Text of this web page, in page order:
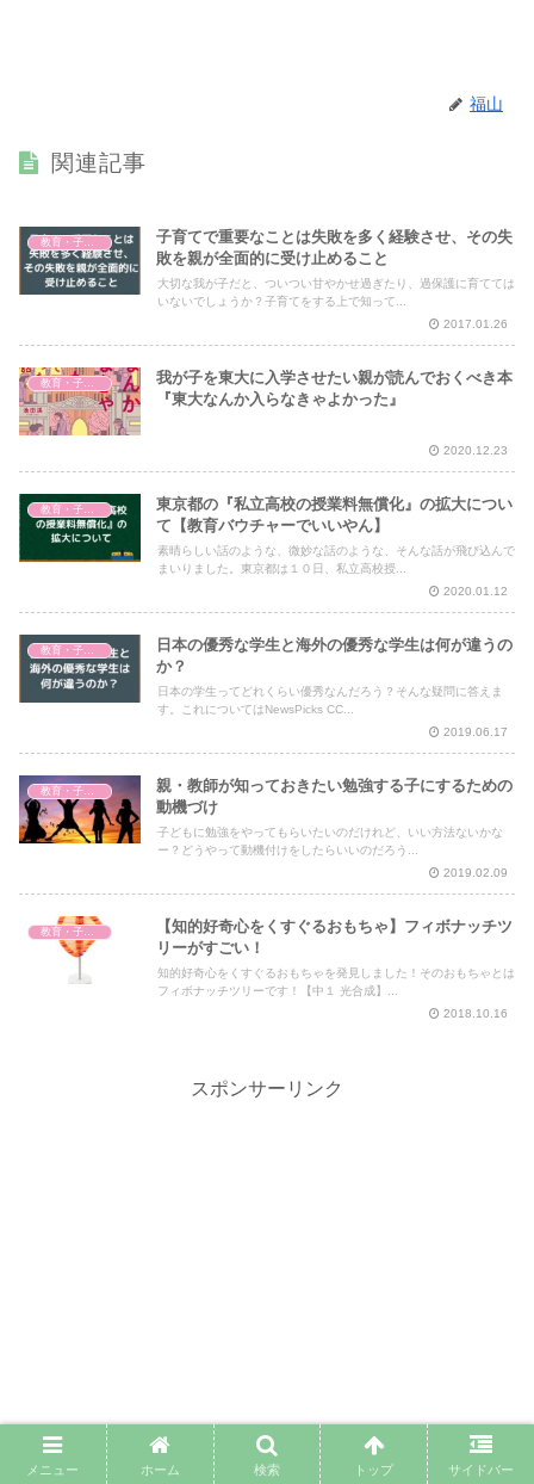
福山
関連記事
教育・子育て
子育てで重要なことは失敗を多く経験させ、その失
敗を親が全面的に受け止めること
大切な我が子だと、ついつい甘やかせ過ぎたり、過保護に育てては
いないでしょうか？子育てをする上で知って...
2017.01.26
教育・子育て
我が子を東大に入学させたい親が読んでおくべき本
『東大なんか入らなきゃよかった』
2020.12.23
東京都の『私立高校の授業料無償化』の拡大につい
て【教育バウチャーでいいやん】
素晴らしい話のような、微妙な話のような、そんな話が飛び込んで
まいりました。東京都は１０日、私立高校授...
2020.01.12
日本の優秀な学生と海外の優秀な学生は何が違うの
か？
日本の学生ってどれくらい優秀なんだろう？そんな疑問に答えま
す。これについてはNewsPicks CC...
2019.06.17
親・教師が知っておきたい勉強する子にするための
動機づけ
子どもに勉強をやってもらいたいのだけれど、いい方法ないかな
ー？どうやって動機付けをしたらいいのだろう...
2019.02.09
【知的好奇心をくすぐるおもちゃ】フィボナッチツ
リーがすごい！
知的好奇心をくすぐるおもちゃを発見しました！そのおもちゃとは
フィボナッチツリーです！【中１ 光合成】...
2018.10.16
スポンサーリンク
メニュー ホーム 検索 トップ サイドバー